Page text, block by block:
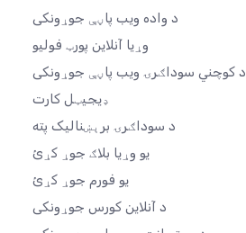
د واده ویب پاڼې جوړونکی
وړیا آنلاین پورټ فولیو
د کوچني سوداګرۍ ویب پاڼې جوړونکی
ډیجیټل کارت
د سوداګرۍ برېښنالیک پته
یو وړیا بلاګ جوړ کړئ
یو فورم جوړ کړئ
د آنلاین کورس جوړونکی